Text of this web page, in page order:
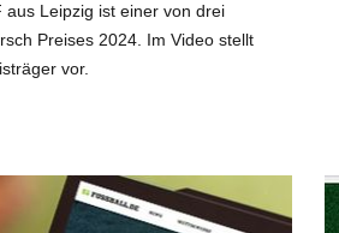
Leipzig ist einer von drei
Preises 2024. Im Video stellt
vor.